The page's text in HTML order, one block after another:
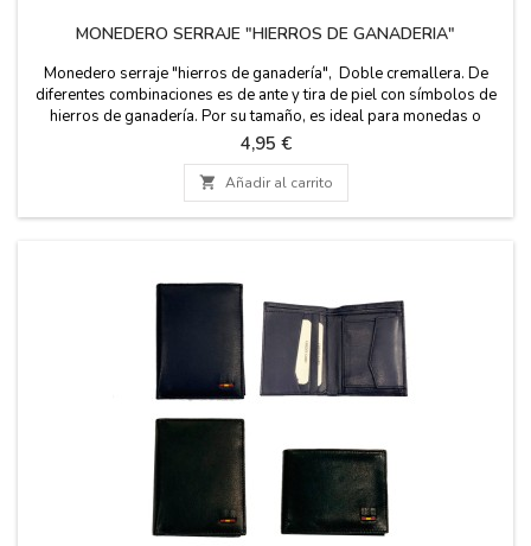
MONEDERO SERRAJE "HIERROS DE GANADERIA"
Monedero serraje "hierros de ganadería", Doble cremallera. De
diferentes combinaciones es de ante y tira de piel con símbolos de
hierros de ganadería. Por su tamaño, es ideal para monedas o
tarjetas. Medidas: 11 cm. de largo x 8 cm. de alto.
Precio
4,95 €
 Añadir al carrito